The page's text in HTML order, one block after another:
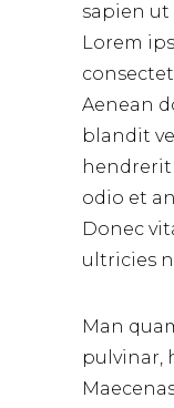
sapien ut
Lorem
Aenean
blandit
hendrerit
odio et
Donec
ultricies
Man
pulvinar,